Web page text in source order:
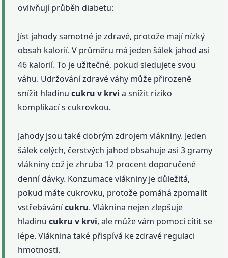
ovlivňují průběh diabetu:
Jíst jahody samotné je zdravé, protože mají nízký
obsah kalorií. V průměru má jeden šálek jahod asi
46 kalorií. To je užitečné, pokud sledujete svou
váhu. Udržování zdravé váhy může přirozeně
snížit hladinucukru v krvi a snížit riziko
komplikací s cukrovkou.
Jahody jsou také dobrým zdrojem vlákniny. Jeden
šálek celých, čerstvých jahod obsahuje asi 3 gramy
vlákniny což je zhruba 12 procent doporučené
denní dávky. Konzumace vlákniny je důležitá,
pokud máte cukrovku, protože pomáhá zpomalit
vstřebávánícukru. Vláknina nejen zlepšuje
hladinucukru v krvi, ale může vám pomoci cítit se
lépe. Vláknina také přispívá ke zdravé regulaci
hmotnosti.